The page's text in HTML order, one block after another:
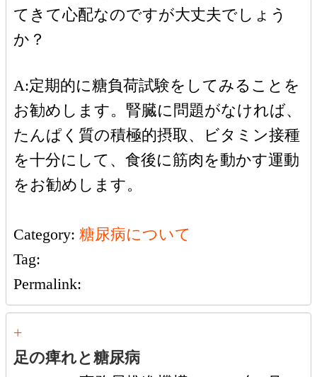
てきて心配なのですが大丈夫でしょう
か？
A:定期的に糖負荷試験をしてみることを
お勧めします。腎臓に問題がなければ、
たんぱく質の積極的摂取、ビタミン接種
を十分にして、食後に筋肉を動かす運動
をお勧めします。
Category: 糖尿病について
Tag:
Permalink:
+
足の痺れと糖尿病